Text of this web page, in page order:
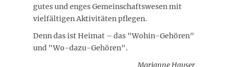
gutes und enges Gemeinschaftswesen mit
vielfältigen Aktivitäten pflegen.
Denn das ist Heimat – das "Wohin-Gehören"
und "Wo-dazu-Gehören".
Marianne Hauser